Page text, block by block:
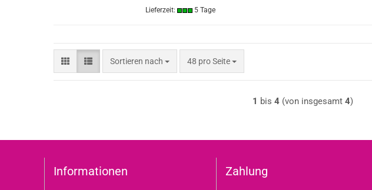
Lieferzeit: 5 Tage
Sortieren nach
Sortieren nach 48 pro Seite
pro Seite
1 bis 4(von insgesamt 4)
Informationen Zahlung